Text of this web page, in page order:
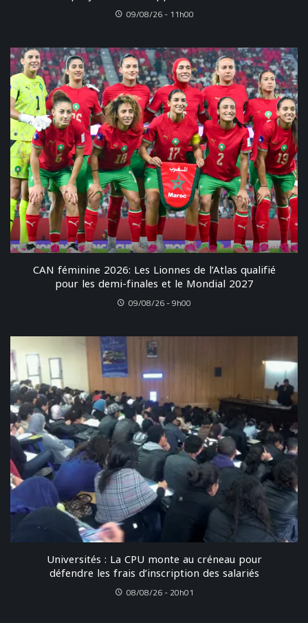
09/08/26 - 11h00
CAN féminine 2026: Les Lionnes de l’Atlas qualifié
pour les demi-finales et le Mondial 2027
09/08/26 - 9h00
Universités : La CPU monte au créneau pour
défendre les frais d’inscription des salariés
08/08/26 - 20h01